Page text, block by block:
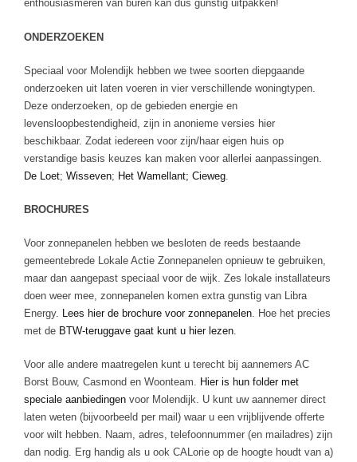
enthousiasmeren van buren kan dus gunstig uitpakken!
ONDERZOEKEN
Speciaal voor Molendijk hebben we twee soorten diepgaande
onderzoeken uit laten voeren in vier verschillende woningtypen.
Deze onderzoeken, op de gebieden energie en
levensloopbestendigheid, zijn in anonieme versies hier
beschikbaar. Zodat iedereen voor zijn/haar eigen huis op
verstandige basis keuzes kan maken voor allerlei aanpassingen.
De Loet; Wisseven; Het Wamellant; Cieweg
BROCHURES
Voor zonnepanelen hebben we besloten de reeds bestaande
gemeentebrede Lokale Actie Zonnepanelen opnieuw te gebruiken,
maar dan aangepast speciaal voor de wijk. Zes lokale installateurs
doen weer mee, zonnepanelen komen extra gunstig van Libra
Energy. Lees hier de brochure voor zonnepanelen . Hoe het precies
met de BTW-teruggave gaat kunt u hier lezen
Voor alle andere maatregelen kunt u terecht bij aannemers AC
Borst Bouw, Casmond en Woonteam. Hier is hun folder met
speciale aanbiedingen voor Molendijk. U kunt uw aannemer direct
laten weten (bijvoorbeeld per mail) waar u een vrijblijvende offerte
voor wilt hebben. Naam, adres, telefoonnummer (en mailadres) zijn
dan nodig. Erg handig als u ook CALorie op de hoogte houdt van a)